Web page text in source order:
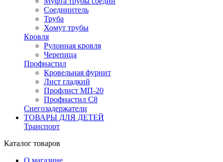
Соединитель
Труба
Хомут трубы
Кровля
Рулонная кровля
Черепица
Профнастил
Кровельная фурнит
Лист гладкий
Профлист МП-20
Профнастил С8
Снегозадержатели
ТОВАРЫ ДЛЯ ДЕТЕЙ
Транспорт
Каталог товаров
О магазине